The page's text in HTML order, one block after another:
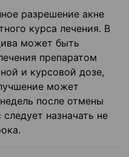
разрешение акне
курса лечения. В
может быть
препаратом
и курсовой дозе,
может
после отмены
назначать не